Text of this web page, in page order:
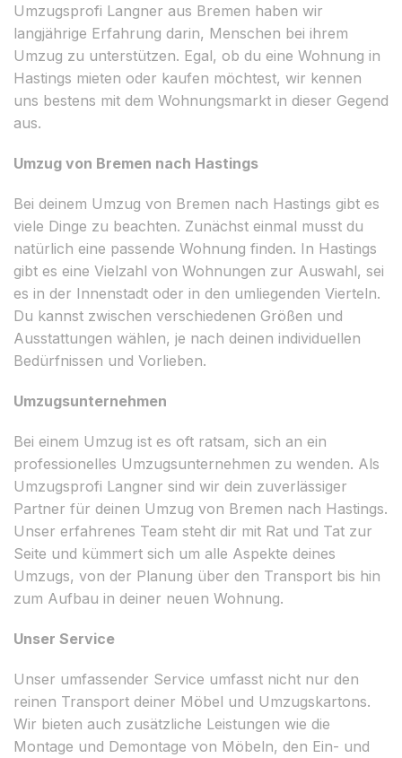
Umzugsprofi Langner aus Bremen haben wir
langjährige Erfahrung darin, Menschen bei ihrem
Umzug zu unterstützen. Egal, ob du eine Wohnung in
Hastings mieten oder kaufen möchtest, wir kennen
uns bestens mit dem Wohnungsmarkt in dieser Gegend
aus.
Umzug von Bremen nach Hastings
Bei deinem Umzug von Bremen nach Hastings gibt es
viele Dinge zu beachten. Zunächst einmal musst du
natürlich eine passende Wohnung finden. In Hastings
gibt es eine Vielzahl von Wohnungen zur Auswahl, sei
es in der Innenstadt oder in den umliegenden Vierteln.
Du kannst zwischen verschiedenen Größen und
Ausstattungen wählen, je nach deinen individuellen
Bedürfnissen und Vorlieben.
Umzugsunternehmen
Bei einem Umzug ist es oft ratsam, sich an ein
professionelles Umzugsunternehmen zu wenden. Als
Umzugsprofi Langner sind wir dein zuverlässiger
Partner für deinen Umzug von Bremen nach Hastings.
Unser erfahrenes Team steht dir mit Rat und Tat zur
Seite und kümmert sich um alle Aspekte deines
Umzugs, von der Planung über den Transport bis hin
zum Aufbau in deiner neuen Wohnung.
Unser Service
Unser umfassender Service umfasst nicht nur den
reinen Transport deiner Möbel und Umzugskartons.
Wir bieten auch zusätzliche Leistungen wie die
Montage und Demontage von Möbeln, den Ein- und